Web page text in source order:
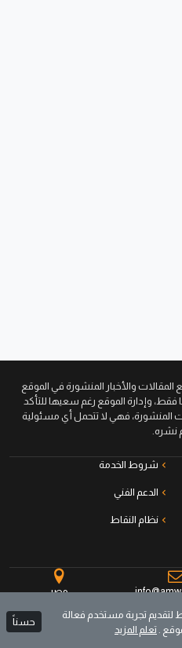
المقالات والأخبار المنشورة في الموقع
وإدارة الموقع رغم سعيها للتأكد
المنشورة، فهي لا تتحمل أي مسئولية
نشره.
شروط الخدمة
الدعم الفني
نظام النقاط
مصر
منصة الناشرين
لتقديم تجربة مستخدم فعالة
. تعلم المزيد
حسناً